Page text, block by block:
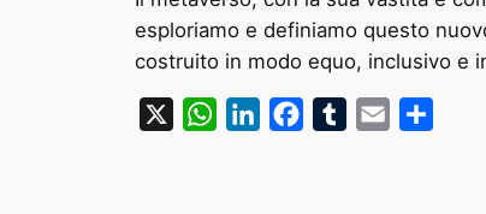
esploriamo e definiamo questo
costruito in modo equo, inclusivo e
WhatsAppLinkedInFacebookTumblrEmail